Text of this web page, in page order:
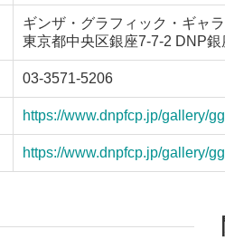
ギンザ・グラフィック・ギャ
東京都中央区銀座7-7-2 DNP
03-3571-5206
https://www.dnpfcp.jp/gallery/
https://www.dnpfcp.jp/gallery/